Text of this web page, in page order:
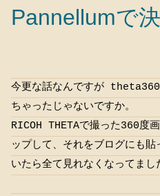
Pannellumで
今更な話なんですが
ちゃったじゃないですか。
RICOH THETAで撮った360
ップして、それをブログにも
いたら全て見れなくなってまし